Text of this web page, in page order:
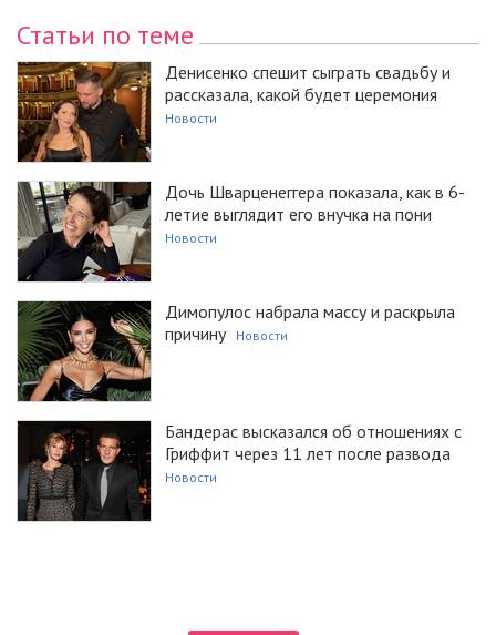
Статьи по теме
Денисенко спешит сыграть свадьбу и
рассказала, какой будет церемония
Новости
Дочь Шварценеггера показала, как в 6-
летие выглядит его внучка на пони
Новости
Димопулос набрала массу и раскрыла
причину
Новости
Бандерас высказался об отношениях с
Гриффит через 11 лет после развода
Новости